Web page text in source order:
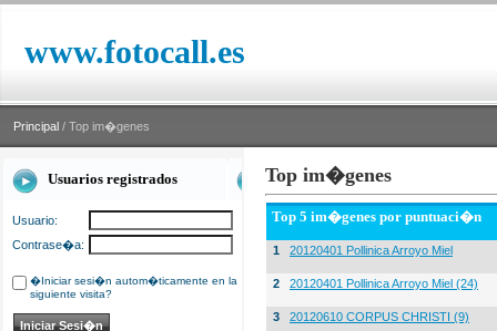
www.fotocall.es
Principal / Top im�genes
Usuarios registrados
Usuario:
Contrase�a:
�Iniciar sesi�n autom�ticamente en la
siguiente visita?
Top im�genes
Top 5 im�genes por puntuaci�n
1 20120401 Pollinica Arroyo Miel
2 20120401 Pollinica Arroyo Miel (24)
3 20120610 CORPUS CHRISTI (9)